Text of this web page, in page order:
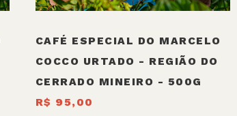
CAFÉ ESPECIAL DO MARCELO
COCCO URTADO - REGIÃO DO
CERRADO MINEIRO - 500G
R$ 95,00